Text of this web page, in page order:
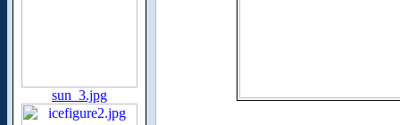
sun_3.jpg